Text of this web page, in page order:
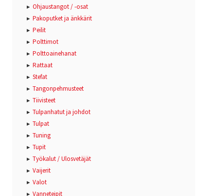
Ohjaustangot / -osat
Pakoputket ja änkkärit
Peilit
Polttimot
Polttoainehanat
Rattaat
Stefat
Tangonpehmusteet
Tiivisteet
Tulpanhatut ja johdot
Tulpat
Tuning
Tupit
Työkalut / Ulosvetäjät
Vaijerit
Valot
Vanneteipit